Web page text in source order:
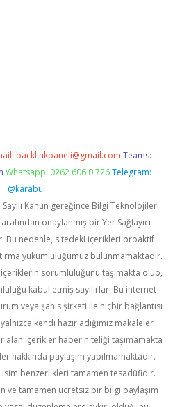
backlinkpaneli@gmail.com Teams:
Whatsapp: 0262 606 0 726 Telegram:
@karabul
Kanun gereğince Bilgi Teknolojileri
onaylanmış bir Yer Sağlayıcı
Bu nedenle, sitedeki içerikleri proaktif
yükümlülüğümüz bulunmamaktadır.
sorumluluğunu taşımakta olup,
kabul etmiş sayılırlar. Bu internet
veya şahıs şirketi ile hiçbir bağlantısı
kendi hazırladığımız makaleler
alan içerikler haber niteliği taşımamakta
hakkında paylaşım yapılmamaktadır.
isim benzerlikleri tamamen tesadüfidir.
ve tamamen ücretsiz bir bilgi paylaşım